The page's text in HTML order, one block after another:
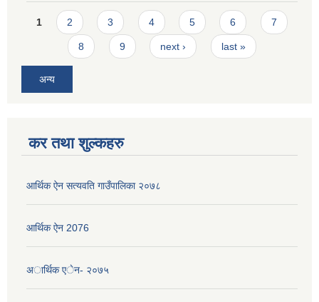
Pages
1 2 3 4 5 6 7
8 9 next › last »
अन्य
कर तथा शुल्कहरु
आर्थिक ऐन सत्यवति गाउँपालिका २०७८
आर्थिक ऐन 2076
अार्थिक एेन- २०७५